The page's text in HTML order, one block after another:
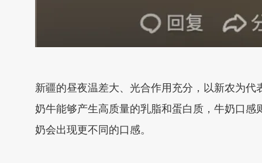
新疆的昼夜温差大、光合作用充分，以新农为
奶牛能够产生高质量的乳脂和蛋白质，牛奶口
奶会出现更不同的口感。